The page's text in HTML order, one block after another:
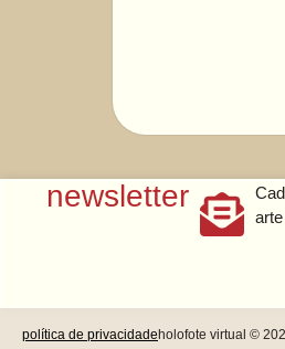
newsletter
política de privacidade holofote virtual ©